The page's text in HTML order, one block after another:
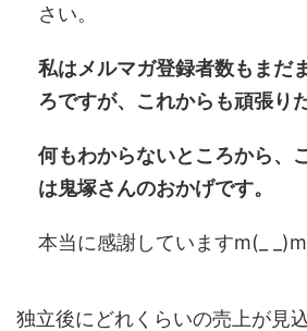
さい。
私はメルマガ登録者数もまだ
ろですが、これからも頑張り
何もわからないところから、
は鬼塚さんのおかげです。
本当に感謝していますm(_ _)m
独立後にどれくらいの売上が見